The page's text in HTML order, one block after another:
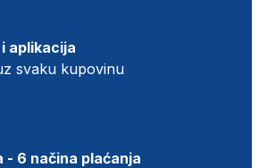
aplikacija
svaku kupovinu
- 6 načina plaćanja